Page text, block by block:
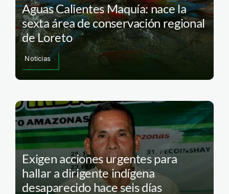
Aguas Calientes Maquía: nace la
sexta área de conservación regional
de Loreto
Noticias
Exigen acciones urgentes para
hallar a dirigente indígena
desaparecido hace seis días